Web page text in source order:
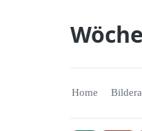
Home